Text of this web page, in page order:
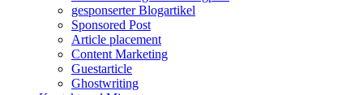
gesponserter Blogartikel
Sponsored Post
Article placement
Content Marketing
Guestarticle
Ghostwriting